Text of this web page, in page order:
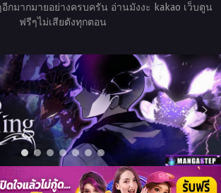
กมากมายอย่างครบครัน อ่านมังงะ kakao เว็บตูน
ฟรีๆไม่เสียตังทุกตอน